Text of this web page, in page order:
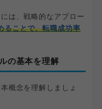
は、戦略的なアプロー
ることで、転職成功率
の基本を理解
概念を理解しましょ